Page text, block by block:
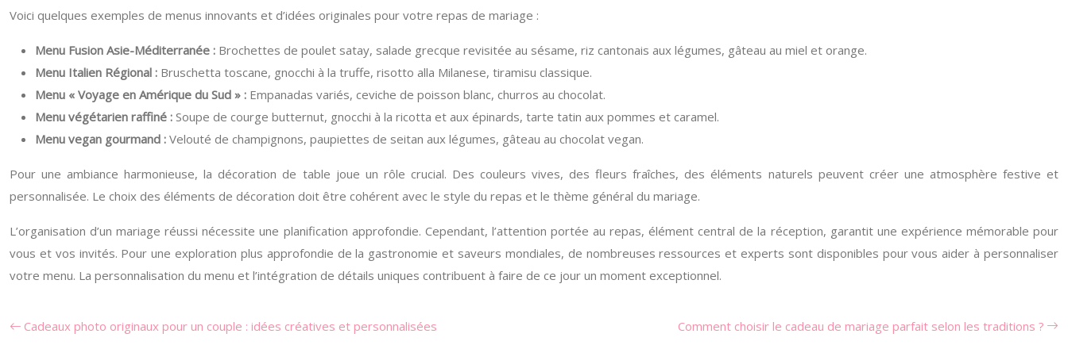
Voici quelques exemples de menus innovants et d’idées originales pour votre repas de mariage :
Menu Fusion Asie-Méditerranée : Brochettes de poulet satay, salade grecque revisitée au sésame, riz cantonais aux légumes, gâteau au miel et orange.
Menu Italien Régional : Bruschetta toscane, gnocchi à la truffe, risotto alla Milanese, tiramisu classique.
Menu « Voyage en Amérique du Sud » : Empanadas variés, ceviche de poisson blanc, churros au chocolat.
Menu végétarien raffiné : Soupe de courge butternut, gnocchi à la ricotta et aux épinards, tarte tatin aux pommes et caramel.
Menu vegan gourmand : Velouté de champignons, paupiettes de seitan aux légumes, gâteau au chocolat vegan.
Pour une ambiance harmonieuse, la décoration de table joue un rôle crucial. Des couleurs vives, des fleurs fraîches, des éléments naturels peuvent créer une atmosphère festive et
personnalisée. Le choix des éléments de décoration doit être cohérent avec le style du repas et le thème général du mariage.
L’organisation d’un mariage réussi nécessite une planification approfondie. Cependant, l’attention portée au repas, élément central de la réception, garantit une expérience mémorable pour
vous et vos invités. Pour une exploration plus approfondie de la gastronomie et saveurs mondiales, de nombreuses ressources et experts sont disponibles pour vous aider à personnaliser
votre menu. La personnalisation du menu et l’intégration de détails uniques contribuent à faire de ce jour un moment exceptionnel.
Cadeaux photo originaux pour un couple : idées créatives et personnalisées Comment choisir le cadeau de mariage parfait selon les traditions ?